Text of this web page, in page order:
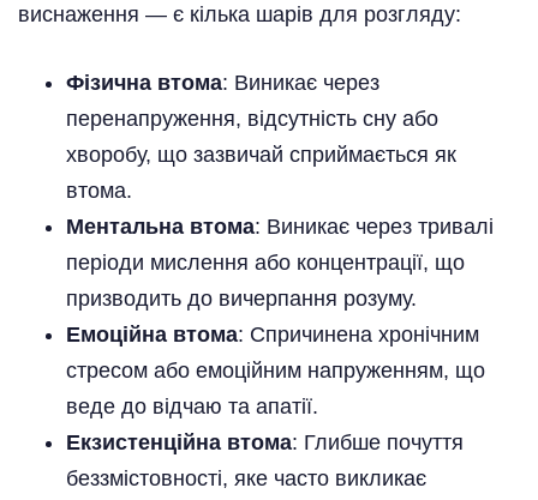
виснаження — є кілька шарів для розгляду:
Фізична втома: Виникає через
перенапруження, відсутність сну або
хворобу, що зазвичай сприймається як
втома.
Ментальна втома: Виникає через тривалі
періоди мислення або концентрації, що
призводить до вичерпання розуму.
Емоційна втома: Спричинена хронічним
стресом або емоційним напруженням, що
веде до відчаю та апатії.
Екзистенційна втома: Глибше почуття
беззмістовності, яке часто викликає